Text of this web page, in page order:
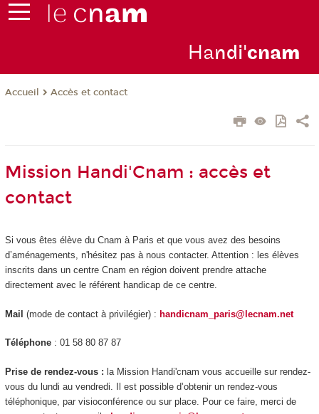
Handi'cnam
Accueil Accès et contact
Mission Handi'Cnam : accès et
contact
Si vous êtes élève du Cnam à Paris et que vous avez des besoins
d’aménagements, n'hésitez pas à nous contacter. Attention : les élèves
inscrits dans un centre Cnam en région doivent prendre attache
directement avec le référent handicap de ce centre.
Mail (mode de contact à privilégier) : handicnam_paris@lecnam.net
Téléphone : 01 58 80 87 87
Prise de rendez-vous : la Mission Handi'cnam vous accueille sur rendez-
vous du lundi au vendredi. Il est possible d’obtenir un rendez-vous
téléphonique, par visioconférence ou sur place. Pour ce faire, merci de